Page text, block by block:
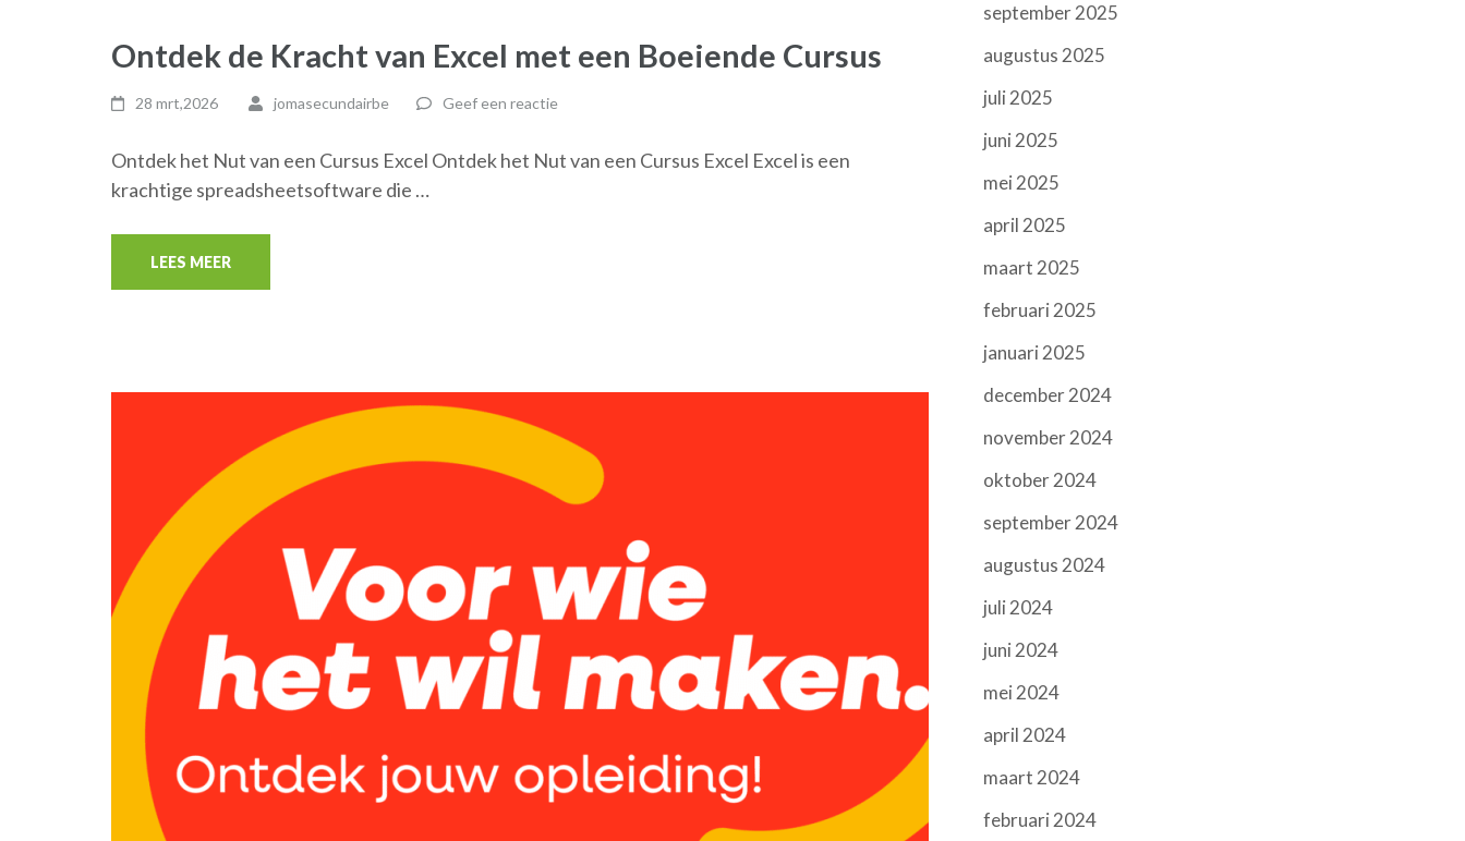
Ontdek de Kracht van Excel met een Boeiende Cursus
28 mrt,2026 jomasecundairbe Geef een reactie
Ontdek het Nut van een Cursus Excel Ontdek het Nut van een Cursus Excel Excel is een
krachtige spreadsheetsoftware die …
LEES MEER
september 2025
augustus 2025
juli 2025
juni 2025
mei 2025
april 2025
maart 2025
februari 2025
januari 2025
december 2024
november 2024
oktober 2024
september 2024
augustus 2024
juli 2024
juni 2024
mei 2024
april 2024
maart 2024
februari 2024